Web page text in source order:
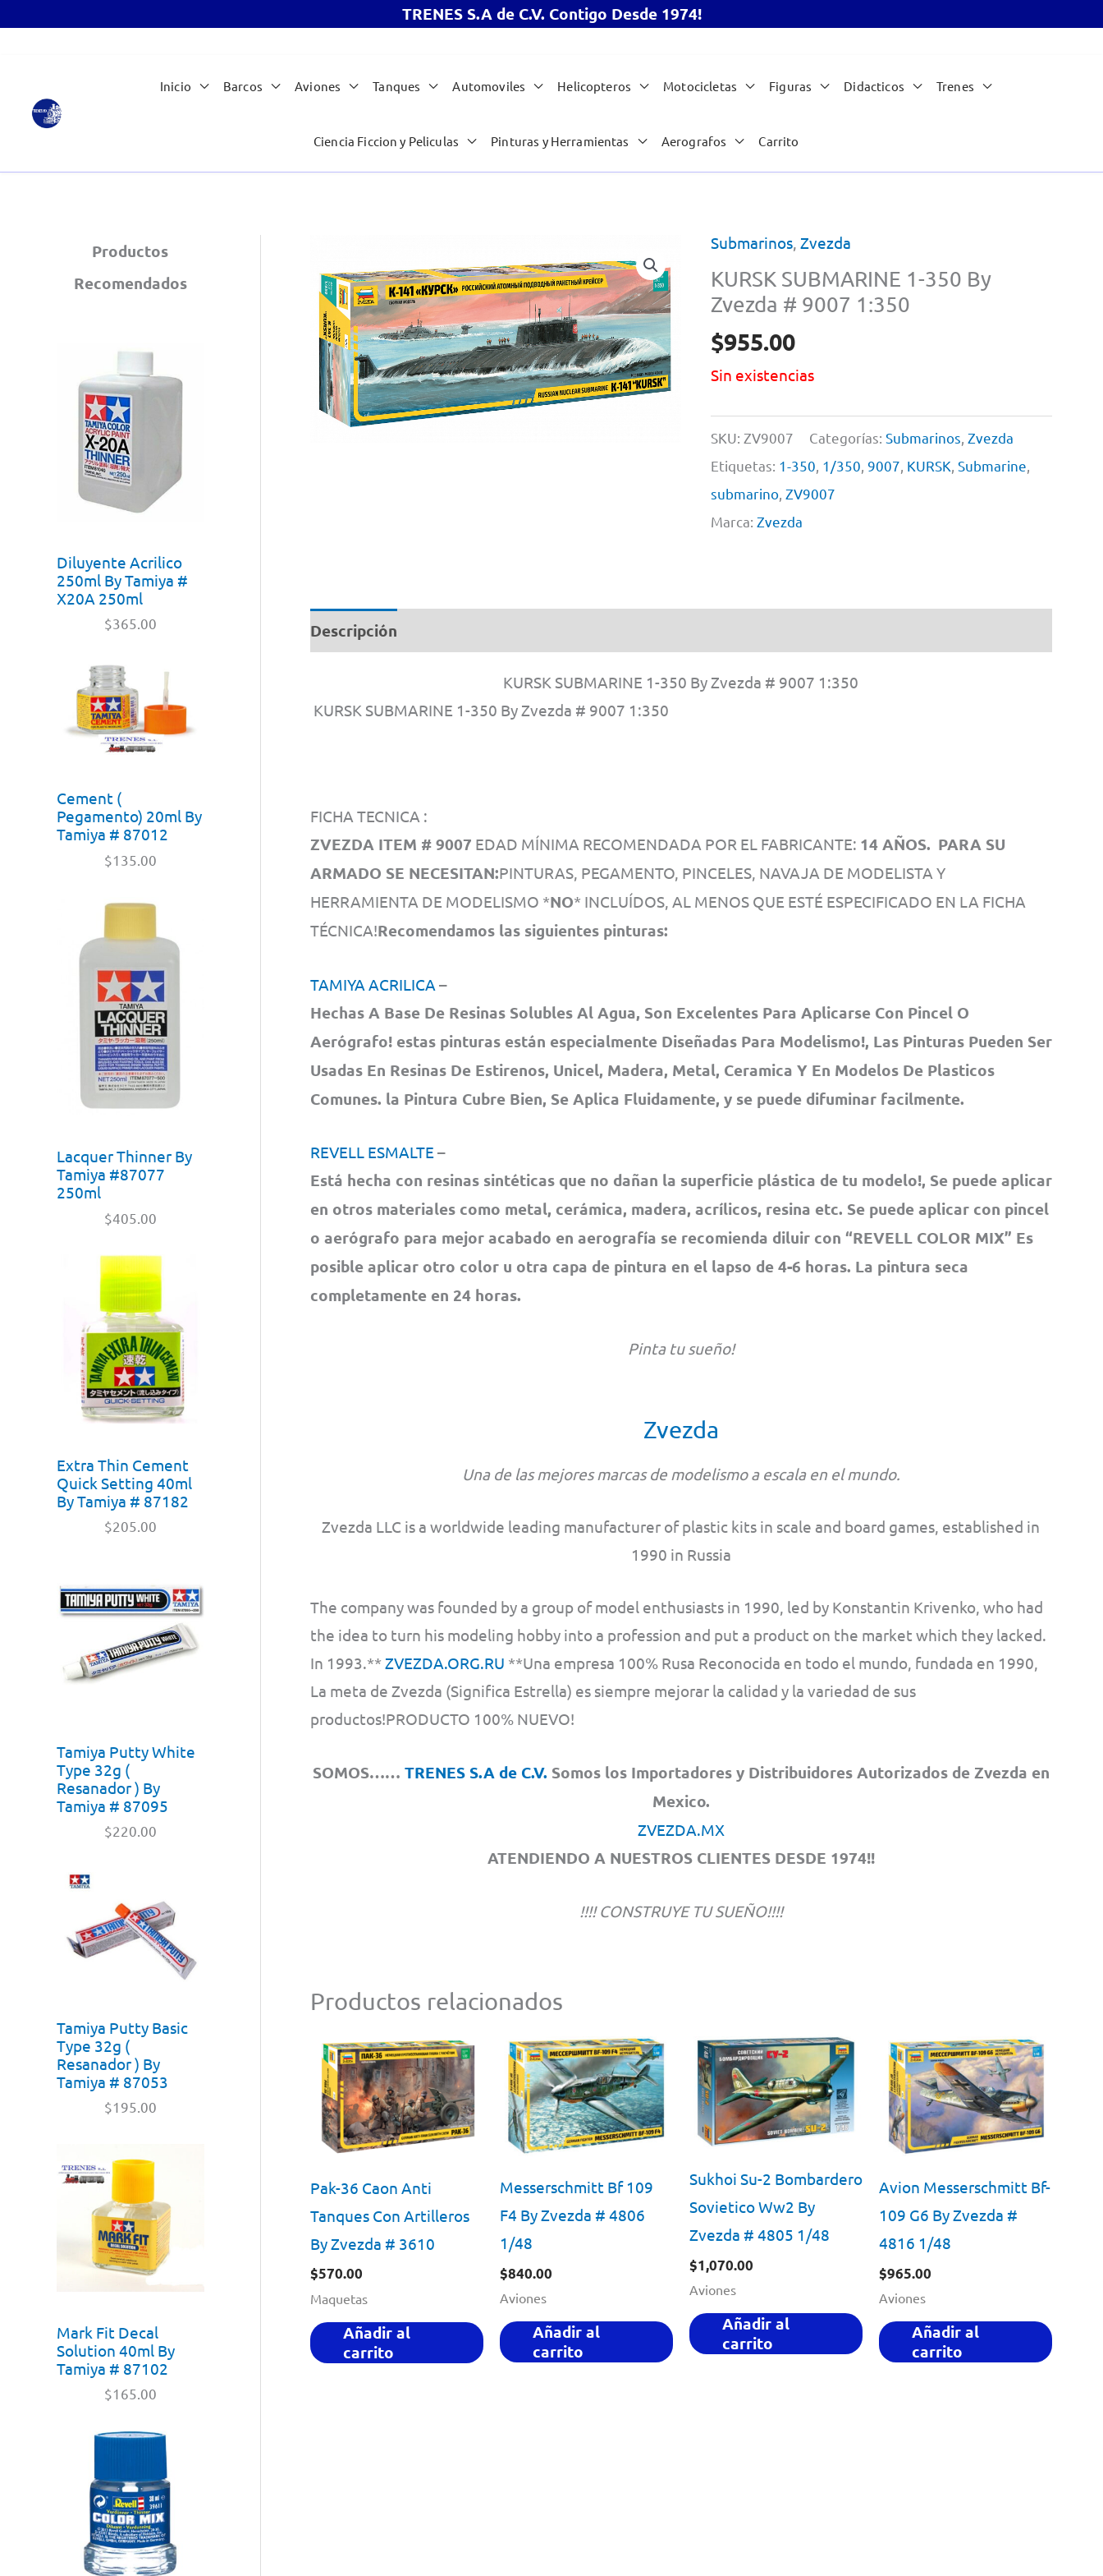
TRENES S.A de C.V. Contigo Desde 1974!
contenido
Inicio Barcos Aviones Tanques Automoviles Helicopteros Motocicletas Figuras Didacticos Trenes
Ciencia Ficcion y Peliculas Pinturas y Herramientas Aerografos Carrito
Productos
Recomendados
Diluyente Acrilico
250ml By Tamiya #
X20A 250ml
$365.00
Cement (
Pegamento) 20ml By
Tamiya # 87012
$135.00
Lacquer Thinner By
Tamiya #87077
250ml
$405.00
Extra Thin Cement
Quick Setting 40ml
By Tamiya # 87182
$205.00
Tamiya Putty White
Type 32g (
Resanador ) By
Tamiya # 87095
$220.00
Tamiya Putty Basic
Type 32g (
Resanador ) By
Tamiya # 87053
$195.00
Mark Fit Decal
Solution 40ml By
Tamiya # 87102
$165.00
Submarinos, Zvezda
KURSK SUBMARINE 1-350 By
Zvezda # 9007 1:350
$955.00
Sin existencias
SKU: ZV9007 Categorías: Submarinos Zvezda
Etiquetas: 1-350 1/350 9007 KURSK Submarine
submarino, ZV9007
Marca: Zvezda
Descripción
KURSK SUBMARINE 1-350 By Zvezda # 9007 1:350
KURSK SUBMARINE 1-350 By Zvezda # 9007 1:350
FICHA TECNICA :
ZVEZDA ITEM # 9007 EDAD MÍNIMA RECOMENDADA POR EL FABRICANTE: 14 AÑOS. PARA SU
ARMADO SE NECESITAN:PINTURAS, PEGAMENTO, PINCELES, NAVAJA DE MODELISTA Y
HERRAMIENTA DE MODELISMO *NO* INCLUÍDOS, AL MENOS QUE ESTÉ ESPECIFICADO EN LA FICHA
TÉCNICA!Recomendamos las siguientes pinturas:
TAMIYA ACRILICA –
Hechas A Base De Resinas Solubles Al Agua, Son Excelentes Para Aplicarse Con Pincel O
Aerógrafo! estas pinturas están especialmente Diseñadas Para Modelismo!, Las Pinturas Pueden Ser
Usadas En Resinas De Estirenos, Unicel, Madera, Metal, Ceramica Y En Modelos De Plasticos
Comunes. la Pintura Cubre Bien, Se Aplica Fluidamente, y se puede difuminar facilmente.
REVELL ESMALTE–
Está hecha con resinas sintéticas que no dañan la superficie plástica de tu modelo!, Se puede aplicar
en otros materiales como metal, cerámica, madera, acrílicos, resina etc. Se puede aplicar con pincel
o aerógrafo para mejor acabado en aerografía se recomienda diluir con “REVELL COLOR MIX” Es
posible aplicar otro color u otra capa de pintura en el lapso de 4-6 horas. La pintura seca
completamente en 24 horas.
Pinta tu sueño!
Zvezda
Una de las mejores marcas de modelismo a escala en el mundo.
Zvezda LLC is a worldwide leading manufacturer of plastic kits in scale and board games, established in
1990 in Russia
The company was founded by a group of model enthusiasts in 1990, led by Konstantin Krivenko, who had
the idea to turn his modeling hobby into a profession and put a product on the market which they lacked.
In 1993.** ZVEZDA.ORG.RU **Una empresa 100% Rusa Reconocida en todo el mundo, fundada en 1990,
La meta de Zvezda (Significa Estrella) es siempre mejorar la calidad y la variedad de sus
productos!PRODUCTO 100% NUEVO!
SOMOS…… TRENES S.A de C.V. Somos los Importadores y Distribuidores Autorizados de Zvezda en
Mexico.
ZVEZDA.MX
ATENDIENDO A NUESTROS CLIENTES DESDE 1974!!
!!!! CONSTRUYE TU SUEÑO!!!!
Productos relacionados
Pak-36 Caon Anti
Tanques Con Artilleros
By Zvezda # 3610
$570.00
Maquetas
Añadir al
carrito
Messerschmitt Bf 109
F4 By Zvezda # 4806
1/48
$840.00
Aviones
Añadir al
carrito
Sukhoi Su-2 Bombardero
Sovietico Ww2 By
Zvezda # 4805 1/48
$1,070.00
Aviones
Añadir al
carrito
Avion Messerschmitt Bf-
109 G6 By Zvezda #
4816 1/48
$965.00
Aviones
Añadir al
carrito